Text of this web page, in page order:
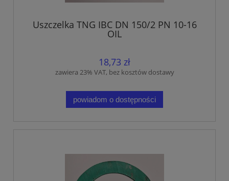
Uszczelka TNG IBC DN 150/2 PN 10-16
OIL
18,73 zł
zawiera 23% VAT, bez kosztów dostawy
powiadom o dostępności